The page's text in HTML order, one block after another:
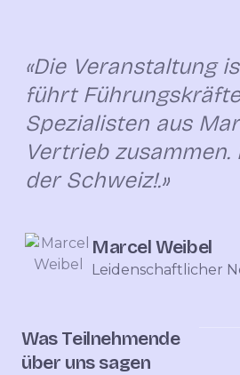
Was Teilnehmende
über uns sagen
«Die Veranstaltung
führt
Spezialisten aus
Vertrieb
der Schweiz!.»
Marcel Weibel
Leidenschaftlicher